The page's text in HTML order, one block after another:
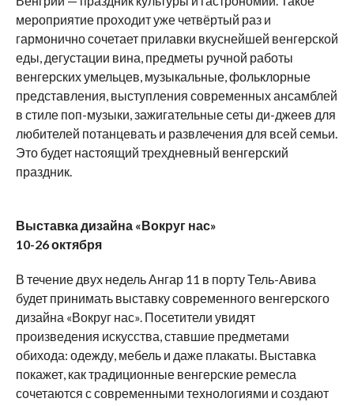
мероприятие проходит уже четвёртый раз и
гармонично сочетает прилавки вкуснейшей венгерской
еды, дегустации вина, предметы ручной работы
венгерских умельцев, музыкальные, фольклорные
представления, выступления современных ансамблей
в стиле поп-музыки, зажигательные сеты ди-джеев для
любителей потанцевать и развлечения для всей семьи.
Это будет настоящий трехдневный венгерский
праздник.
Выставка дизайна «Вокруг нас»
10-26 октября
В течение двух недель Ангар 11 в порту Тель-Авива
будет принимать выставку современного венгерского
дизайна «Вокруг нас». Посетители увидят
произведения искусства, ставшие предметами
обихода: одежду, мебель и даже плакаты. Выставка
покажет, как традиционные венгерские ремесла
сочетаются с современными технологиями и создают